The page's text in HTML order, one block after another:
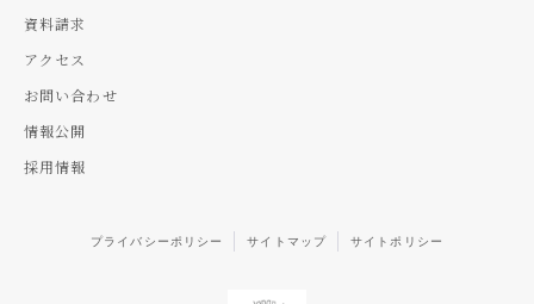
資料請求
アクセス
お問い合わせ
情報公開
採用情報
プライバシーポリシー サイトマップ サイトポリシー